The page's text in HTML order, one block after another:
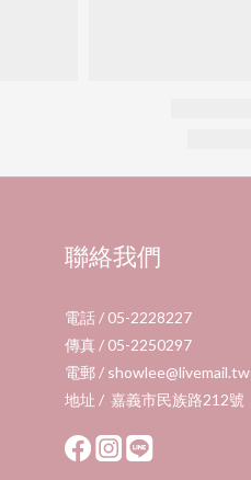
聯絡我們
電話 / 05-2228227
傳真 / 05-2250297
電郵 / showlee@livemail.tw
地址 / 嘉義市民族路212號